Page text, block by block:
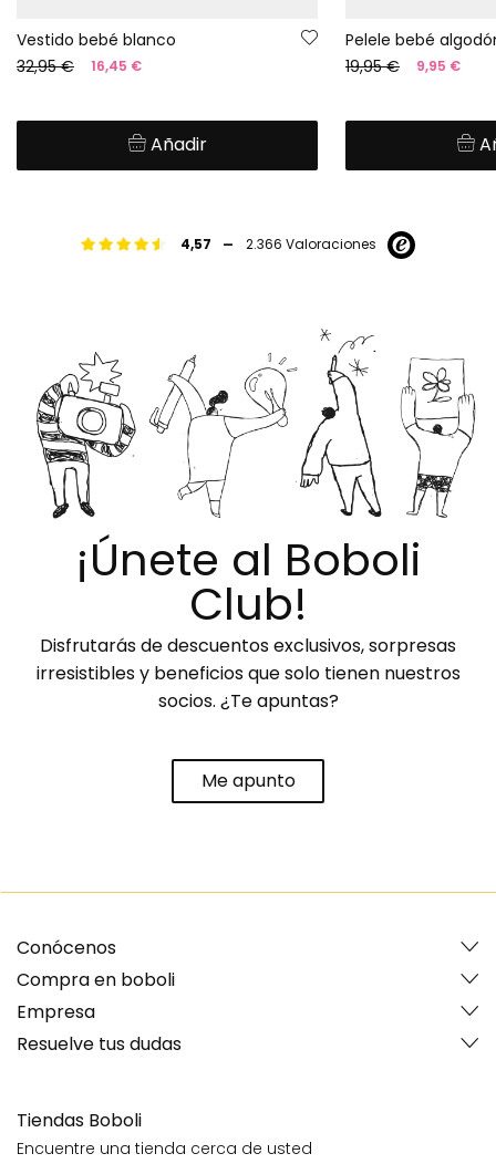
Vestido bebé blanco
32,95 €
16,45 €
Añadir
Pelele bebé
19,95 €
9,95 €
4,57 - 2.366 Valoraciones
¡Únete al Boboli
Club!
Disfrutarás de descuentos exclusivos, sorpresas
irresistibles y beneficios que solo tienen nuestros
socios. ¿Te apuntas?
Me apunto
Conócenos
Compra en boboli
Empresa
Resuelve tus dudas
Tiendas Boboli
Encuentre una tienda cerca de usted